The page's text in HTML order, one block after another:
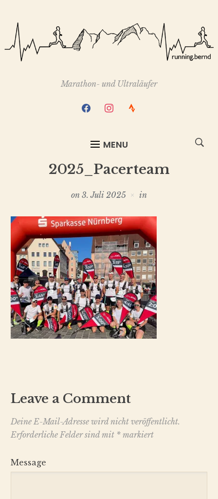
Marathon- und Ultraläufer
facebookinstagram
strava
MENU
2025_Pacerteam
on 3. Juli 2025 in
Leave a Comment
Deine E-Mail-Adresse wird nicht veröffentlicht.
Erforderliche Felder sind mit *markiert
Message